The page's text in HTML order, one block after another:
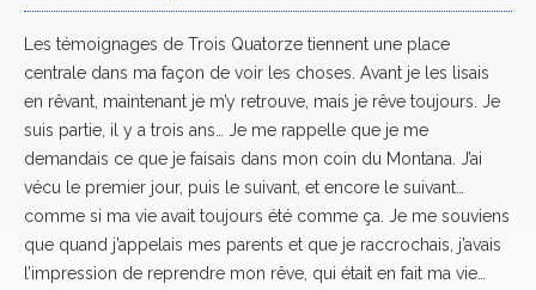
Les témoignages de Trois Quatorze tiennent une place
centrale dans ma façon de voir les choses. Avant je les lisais
en rêvant, maintenant je m’y retrouve, mais je rêve toujours. Je
suis partie, il y a trois ans… Je me rappelle que je me
demandais ce que je faisais dans mon coin du Montana. J’ai
vécu le premier jour, puis le suivant, et encore le suivant…
comme si ma vie avait toujours été comme ça. Je me souviens
que quand j’appelais mes parents et que je raccrochais, j’avais
l’impression de reprendre mon rêve, qui était en fait ma vie…